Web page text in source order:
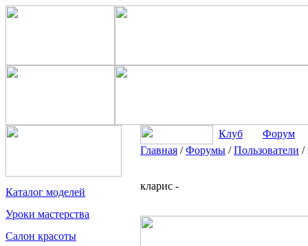
Каталог моделей
Уроки мастерства
Салон красоты
Клуб
Форум
Главная /Форумы /Пользователи /
кларис -